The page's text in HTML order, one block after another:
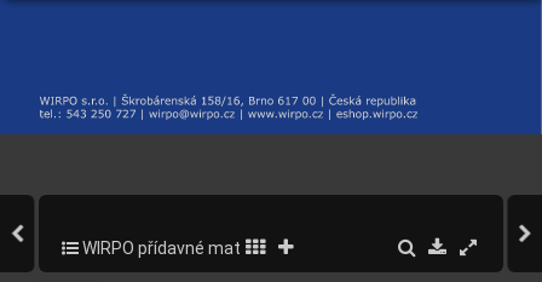
WIRPO přídavné materiály pro svařování a navařování 288